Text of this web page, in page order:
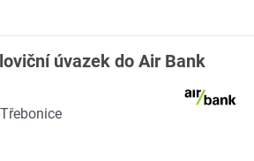
úvazek do Air Bank